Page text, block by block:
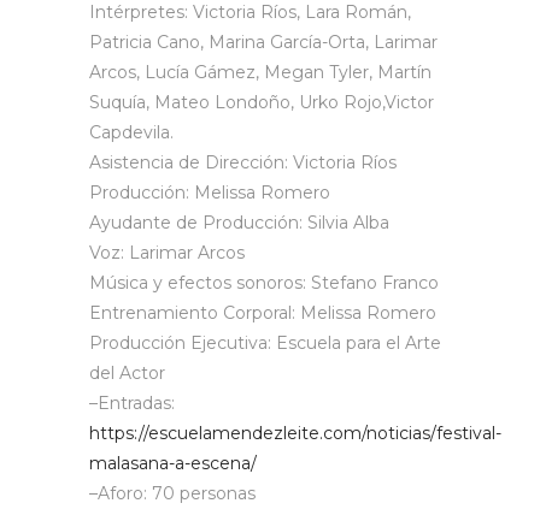
Intérpretes: Victoria Ríos, Lara Román,
Patricia Cano, Marina García-Orta, Larimar
Arcos, Lucía Gámez, Megan Tyler, Martín
Suquía, Mateo Londoño, Urko Rojo,Victor
Capdevila.
Asistencia de Dirección: Victoria Ríos
Producción: Melissa Romero
Ayudante de Producción: Silvia Alba
Voz: Larimar Arcos
Música y efectos sonoros: Stefano Franco
Entrenamiento Corporal: Melissa Romero
Producción Ejecutiva: Escuela para el Arte
del Actor
–Entradas:
https://escuelamendezleite.com/noticias/festival-
malasana-a-escena/
–Aforo: 70 personas